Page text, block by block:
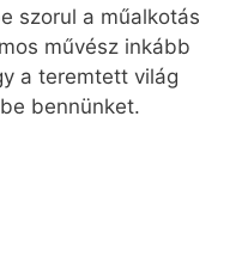
szorul a műalkotás
művész inkább
a teremtett világ
bennünket.